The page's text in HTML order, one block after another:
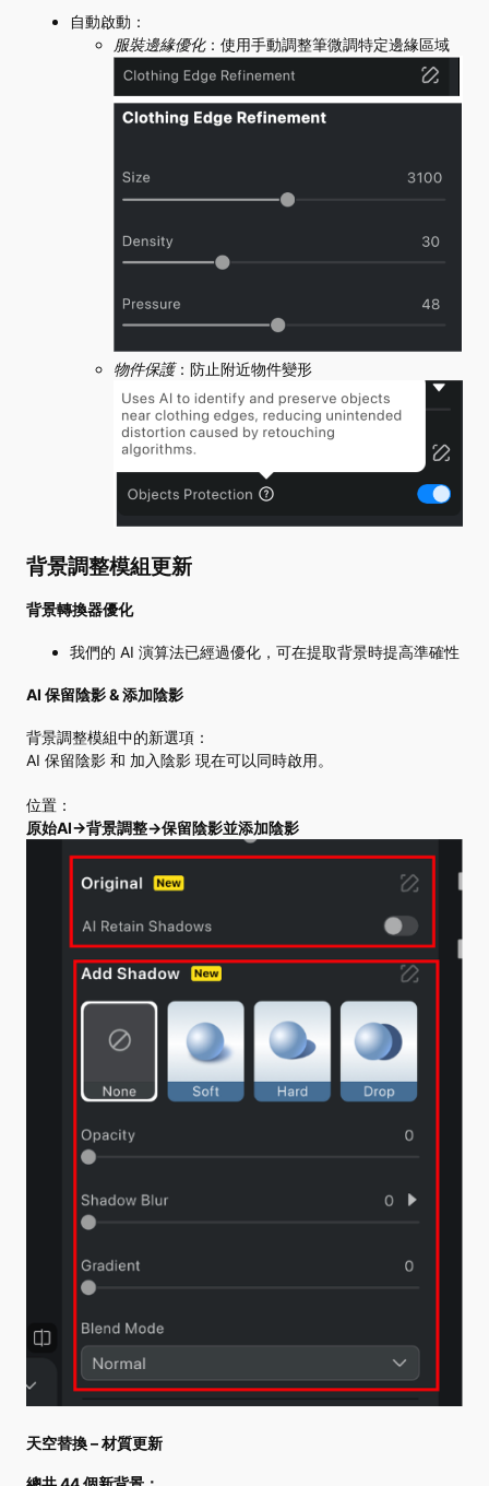
自動啟動：
服裝邊緣優化：使用手動調整筆微調特定邊緣區域
物件保護：防止附近物件變形
背景調整模組更新
背景轉換器優化
我們的 AI 演算法已經過優化，可在提取背景時提高準確性
AI 保留陰影 & 添加陰影
背景調整模組中的新選項：
AI 保留陰影 和 加入陰影 現在可以同時啟用。
位置：
原始AI→背景調整→保留陰影並添加陰影
天空替換 – 材質更新